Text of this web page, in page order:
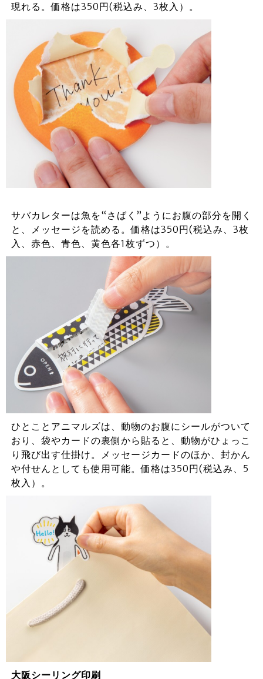
現れる。価格は350円(税込み、3枚入）。
サバカレターは魚を“さばく”ようにお腹の部分を開く
と、メッセージを読める。価格は350円(税込み、3枚
入、赤色、青色、黄色各1枚ずつ）。
ひとことアニマルズは、動物のお腹にシールがついて
おり、袋やカードの裏側から貼ると、動物がひょっこ
り飛び出す仕掛け。メッセージカードのほか、封かん
や付せんとしても使用可能。価格は350円(税込み、5
枚入）。
大阪シーリング印刷